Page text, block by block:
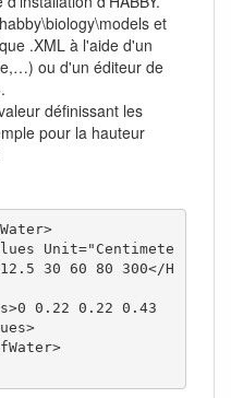
et
.XML à l'aide d'un
ou d'un éditeur de
définissant les
pour la hauteur
30 60 80 300</H